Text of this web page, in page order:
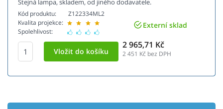
Stejná lampa, skladem, od jiného dodavatele.
Kód produktu:
Kvalita projekce:
Spolehlivost:
Z122334ML2
Externí sklad
2 965,71 Kč
2 451 Kč bez DPH